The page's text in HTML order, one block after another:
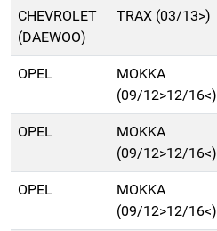
CHEVROLET
(DAEWOO)
TRAX (03/13>)
OPEL
MOKKA
(09/12>12/16<)
OPEL
MOKKA
(09/12>12/16<)
OPEL
MOKKA
(09/12>12/16<)